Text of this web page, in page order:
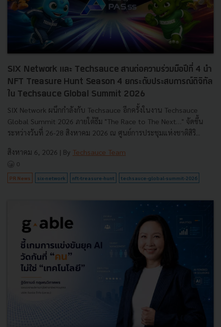
SIX Network และ Techsauce สานต่อความร่วมมือปีที่ 4 นำ
NFT Treasure Hunt Season 4 ยกระดับประสบการณ์ดิจิทัล
ใน Techsauce Global Summit 2026
SIX Network ผนึกกำลังกับ Techsauce อีกครั้งในงาน Techsauce
Global Summit 2026 ภายใต้ธีม "The Race to The Next…" จัดขึ้น
ระหว่างวันที่ 26-28 สิงหาคม 2026 ณ ศูนย์การประชุมแห่งชาติสิริ...
สิงหาคม 6, 2026 | By Techsauce Team
0
PR News six-network nft-treasure-hunt techsauce-global-summit-2026